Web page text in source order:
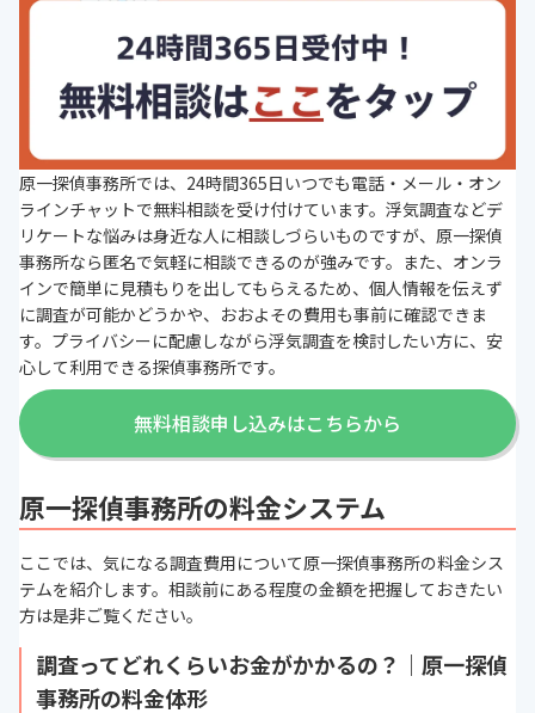
原一探偵事務所では、24時間365日いつでも電話・メール・オン
ラインチャットで無料相談を受け付けています。浮気調査などデ
リケートな悩みは身近な人に相談しづらいものですが、原一探偵
事務所なら匿名で気軽に相談できるのが強みです。また、オンラ
インで簡単に見積もりを出してもらえるため、個人情報を伝えず
に調査が可能かどうかや、おおよその費用も事前に確認できま
す。プライバシーに配慮しながら浮気調査を検討したい方に、安
心して利用できる探偵事務所です。
無料相談申し込みはこちらから
原一探偵事務所の料金システム
ここでは、気になる調査費用について原一探偵事務所の料金シス
テムを紹介します。相談前にある程度の金額を把握しておきたい
方は是非ご覧ください。
調査ってどれくらいお金がかかるの？｜原一探偵
事務所の料金体形